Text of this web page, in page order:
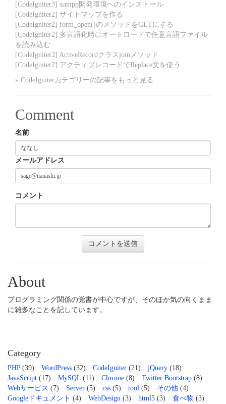
[CodeIgniter3] xampp開発環境へのインストール
[CodeIgniter2] サイトマップを作る
[CodeIgniter2] form_open()のメソッドをGETにする
[CodeIgniter2] 多言語化時にオートロードで任意言語ファイル
を読み込む
[CodeIgniter2] ActiveRecordクラスjoinメソッド
[CodeIgniter2] アクティブレコードでReplace文を使う
» CodeIgniterカテゴリーの記事をもっと見る
Comment
名前
メールアドレス
コメント
About
プログラミング関係の覚書が中心ですが、そのほか気の向くまま
に雑多なことを記しています。
Category
PHP(39) WordPress (32) CodeIgniter (21) jQuery (18)
JavaScript (17) MySQL (11) Chrome (8) Twitter Bootstrap (8)
Webサービス (7) Server (5) css (5) tool (5) その他 (4)
Googleドキュメント (4) WebDesign (3) html5 (3) 食べ物 (3)